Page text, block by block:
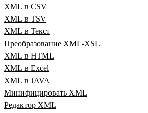
XML в CSV
XML в TSV
XML в Текст
Преобразование XML‑XSL
XML в HTML
XML в Excel
XML в JAVA
Минифицировать XML
Редактор XML